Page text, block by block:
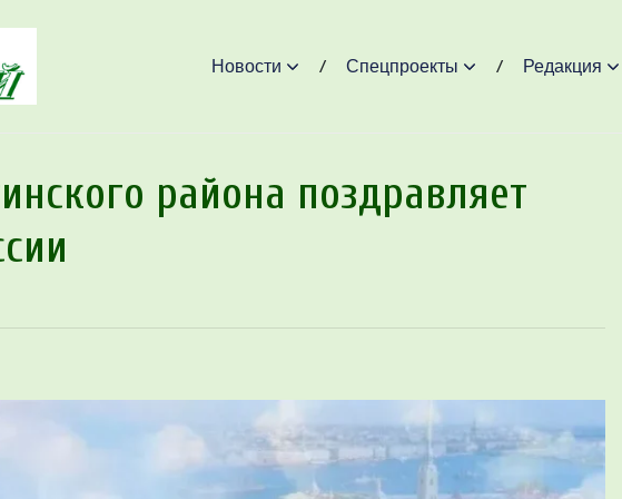
Новости Спецпроекты Редакция
района поздравляет